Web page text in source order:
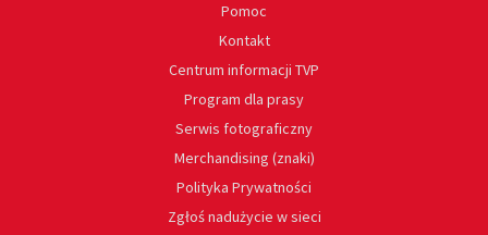
Pomoc
Kontakt
Centrum informacji TVP
Program dla prasy
Serwis fotograficzny
Merchandising (znaki)
Polityka Prywatności
Zgłoś nadużycie w sieci